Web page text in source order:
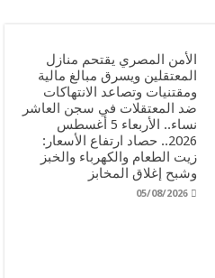
الأمن المصري يقتحم منازل
المعتقلين ويسرق مبالغ مالية
ومقتنيات وتصاعد الانتهاكات
ضد المعتقلات في سجن العاشر
نساء.. الأربعاء 5 أغسطس
2026.. حصاد ارتفاع الأسعار:
زيت الطعام والكهرباء والخبز
وشبح إغلاق المخابز
05/08/2026